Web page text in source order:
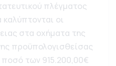
πλέγματος
οι
στα οχήματα της
προϋπολογισθείσας
των 915.200,00€